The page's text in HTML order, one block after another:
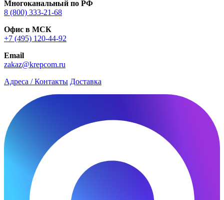
Многоканальный по РФ
8 (800) 333‑21-68
Офис в МСК
+7 (495) 120-44-92
Email
zakaz@krepcom.ru
Адреса / Контакты Доставка